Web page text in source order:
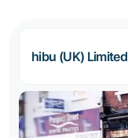
hibu (UK) Limited